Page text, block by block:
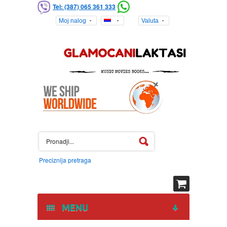
Tel: (387) 065 361 333
Moj nalog Valuta
Preciznija pretraga
MENU